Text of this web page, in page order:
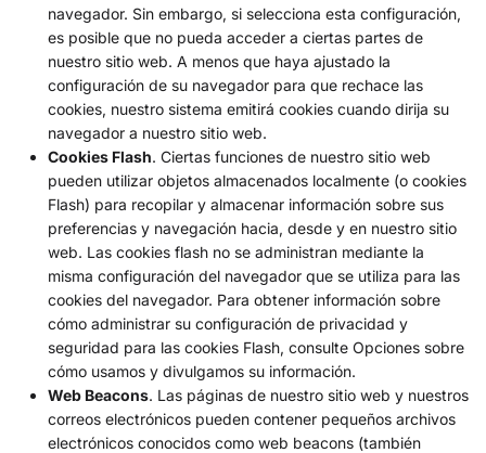
navegador. Sin embargo, si selecciona esta configuración,
es posible que no pueda acceder a ciertas partes de
nuestro sitio web. A menos que haya ajustado la
configuración de su navegador para que rechace las
cookies, nuestro sistema emitirá cookies cuando dirija su
navegador a nuestro sitio web.
Cookies Flash. Ciertas funciones de nuestro sitio web
pueden utilizar objetos almacenados localmente (o cookies
Flash) para recopilar y almacenar información sobre sus
preferencias y navegación hacia, desde y en nuestro sitio
web. Las cookies flash no se administran mediante la
misma configuración del navegador que se utiliza para las
cookies del navegador. Para obtener información sobre
cómo administrar su configuración de privacidad y
seguridad para las cookies Flash, consulte Opciones sobre
cómo usamos y divulgamos su información.
Web Beacons. Las páginas de nuestro sitio web y nuestros
correos electrónicos pueden contener pequeños archivos
electrónicos conocidos como web beacons (también